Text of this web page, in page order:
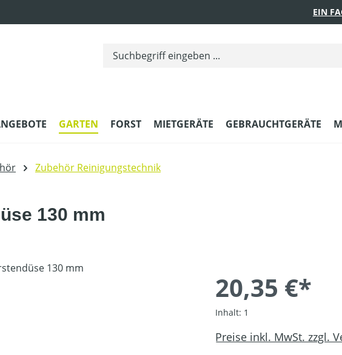
EIN
GARTEN FORST MIETGERÄTE GEBRAUCHTGERÄTE
Zubehör Reinigungstechnik
130 mm
20,35 €*
Inhalt: 1
Preise inkl. MwSt. zzgl.